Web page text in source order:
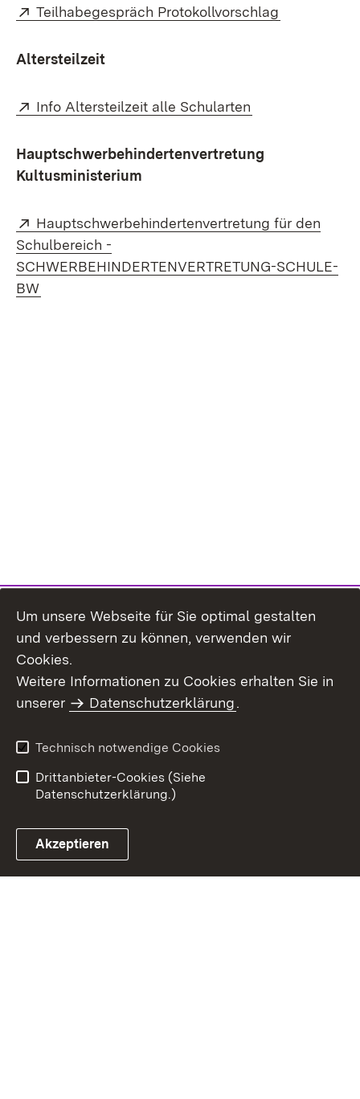
Extern:
Teilhabegespräch Protokollvorschlag
Altersteilzeit
Extern:
Info Altersteilzeit alle Schularten
Hauptschwerbehindertenvertretung
Kultusministerium
Extern:
Hauptschwerbehindertenvertretung für den
Schulbereich -
SCHWERBEHINDERTENVERTRETUNG-SCHULE-
BW
Benutzungshinweise
Erklärung zur
Um unsere Webseite für Sie optimal gestalten
und verbessern zu können, verwenden wir
Cookies.
Weitere Informationen zu Cookies erhalten Sie in
unserer
Datenschutzerklärung.
Technisch notwendige Cookies
Drittanbieter-Cookies (Siehe
Datenschutzerklärung.)
Akzeptieren